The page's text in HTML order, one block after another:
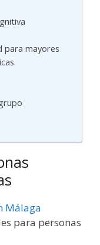
para mayores
Málaga
para personas